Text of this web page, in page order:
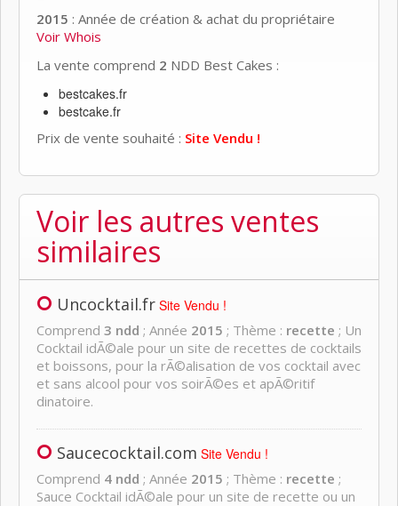
2015 : Année de création & achat du propriétaire
Voir Whois
La vente comprend 2 NDD Best Cakes :
bestcakes.fr
bestcake.fr
Prix de vente souhaité : Site Vendu !
Voir les autres ventes
similaires
Uncocktail.fr Site Vendu !
Comprend 3 ndd ; Année 2015 ; Thème : recette ; Un
Cocktail idÃ©ale pour un site de recettes de cocktails
et boissons, pour la rÃ©alisation de vos cocktail avec
et sans alcool pour vos soirÃ©es et apÃ©ritif
dinatoire.
Saucecocktail.com Site Vendu !
Comprend 4 ndd ; Année 2015 ; Thème : recette ;
Sauce Cocktail idÃ©ale pour un site de recette ou un